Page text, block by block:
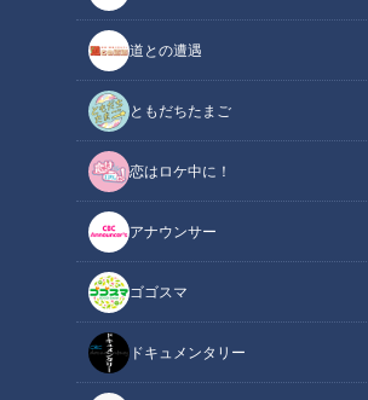
道との遭遇
ともだちたまご
恋はロケ中に！
アナウンサー
ゴゴスマ
ドキュメンタリー
CBCテレビ『チャント！』○○ 愛してまーす！！
この記事の画像（全15枚）